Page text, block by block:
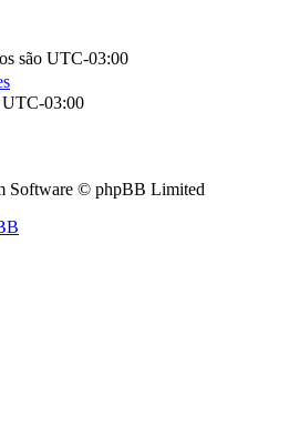
são UTC-03:00
UTC-03:00
Software © phpBB Limited